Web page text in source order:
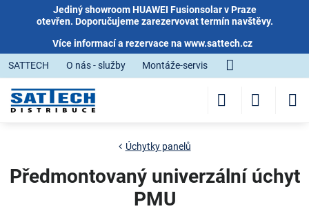
Jediný showroom HUAWEI Fusionsolar v Praze
otevřen. Doporučujeme zarezervovat termín navštěvy.
Více informací a rezervace na www.sattech.cz
SATTECH
O nás - služby Montáže-servis
Úchytky panelů
Předmontovaný univerzální úchyt
PMU